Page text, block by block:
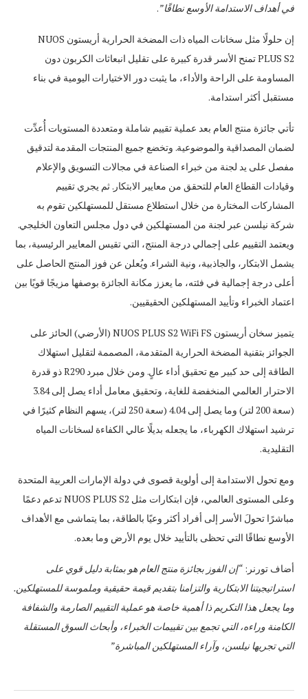
في أهداف الاستدامة الأوسع نطاقًا”.
إن حلولًا مثل سخانات المياه ذات المضخة الحرارية أريستون NUOS
PLUS S2 تمنح الأسر قدرة كبيرة على تقليل انبعاثات الكربون دون
المساومة على الراحة والأداء، ما يثبت دور الاختيارات اليومية في بناء
مستقبل أكثر استدامة.
تأتي جائزة منتج العام بعد عملية تقييم شاملة ومتعددة المستويات أُعدِّت
لضمان المصداقية والموضوعية. وتخضع جميع المنتجات المقدمة لتدقيق
مفصل على يد لجنة من خبراء الصناعة في مجالات التسويق والإعلام
وقيادات القطاع العام للتحقق من معايير الابتكار. ثم يجري تقييم
المشاركات المختارة من خلال استطلاع مستقل للمستهلكين تقوم به
شركة نيلسن عبر لجنة من المستهلكين في دول مجلس التعاون الخليجي.
ويعتمد التقييم على إجمالي درجة المنتج، التي تقيس المعايير الرئيسية، بما
يشمل الابتكار، والجاذبية، ونية الشراء. ويُعلن عن فوز المنتج الحاصل على
أعلى درجة إجمالية في فئته، ما يعزز مكانة الجائزة بوصفها مزيجًا قويًا بين
اعتماد الخبراء وتأييد المستهلكين الحقيقيين.
يتميز سخان أريستون NUOS PLUS S2 WiFi FS (الأرضي) الحائز على
الجوائز بتقنية المضخة الحرارية المتقدمة، المصممة لتقليل استهلاك
الطاقة إلى حد كبير مع تحقيق أداء عالٍ. ومن خلال مبرد R290 ذو قدرة
الاحترار العالمي المنخفضة للغاية، وتحقيق معامل أداء يصل إلى 3.84
(سعة 200 لتر) وما يصل إلى 4.04 (سعة 250 لتر)، يسهم النظام كثيرًا في
ترشيد استهلاك الكهرباء، ما يجعله بديلًا عالي الكفاءة لسخانات المياه
التقليدية.
ومع تحول الاستدامة إلى أولوية قصوى في دولة الإمارات العربية المتحدة
وعلى المستوى العالمي، فإن ابتكارات مثل NUOS PLUS S2 تدعم دعمًا
مباشرًا تحولَ الأسر إلى أفراد أكثر وعيًا بالطاقة، بما يتماشى مع الأهداف
الأوسع نطاقًا التي تحظى بالتأييد خلال يوم الأرض وما بعده.
أضاف تورنر: “إن الفوز بجائزة منتج العام هو بمثابة دليل قوي على
استراتيجيتنا الابتكارية والتزامنا بتقديم قيمة حقيقية وملموسة للمستهلكين.
وما يجعل هذا التكريم ذا أهمية خاصة هو عملية التقييم الصارمة والشفافة
الكامنة وراءه، التي تجمع بين تقييمات الخبراء، وأبحاث السوق المستقلة
التي تجريها نيلسن، وآراء المستهلكين المباشرة”